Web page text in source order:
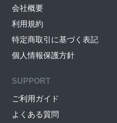
会社概要
利用規約
特定商取引に基づく表記
個人情報保護方針
SUPPORT
ご利用ガイド
よくある質問